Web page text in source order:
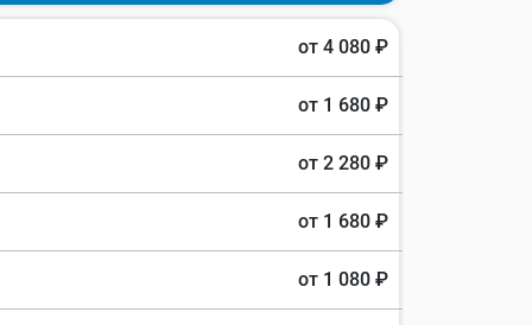
от 4 080 ₽
от 1 680 ₽
от 2 280 ₽
от 1 680 ₽
от 1 080 ₽